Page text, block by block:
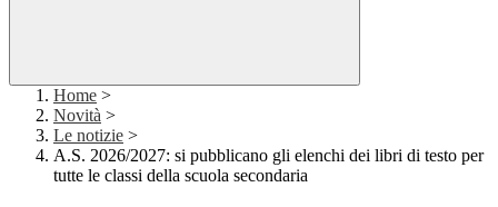
Home >
Novità >
Le notizie >
A.S. 2026/2027: si pubblicano gli elenchi dei libri di testo per
tutte le classi della scuola secondaria